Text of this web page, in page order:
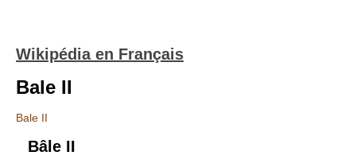
Wikipédia en Français
Bale II
Bale II
Bâle II